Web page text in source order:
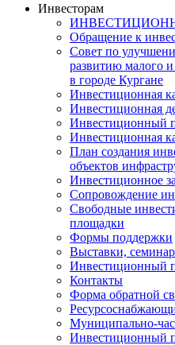
Инвесторам
Обращение к
Совет по
развитию малого и
в городе Кургане
Инвестиционная
Инвестиционная
Инвестиционный
Инвестиционная
План создания
объектов
Инвестиционное
Сопровождение
Свободные
площадки
Формы поддержки
Выставки,
Инвестиционный
Контакты
Форма обратной
Муниципально-
Инвестиционный